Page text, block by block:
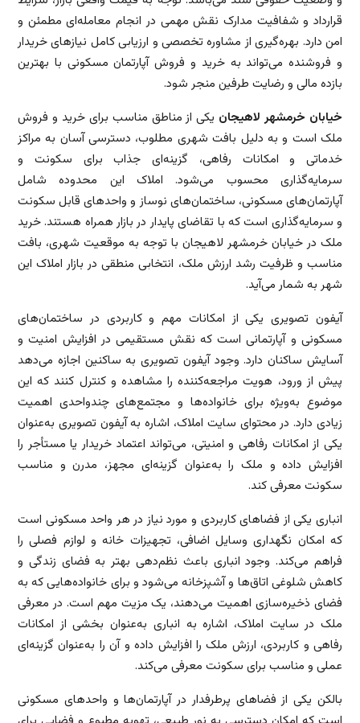
قرارداد و شفافیت مدارک نقش مهمی در انجام معامله‌ای مطمئن و
امن دارد. بهره‌گیری از مشاوره تخصصی و ارزیابی کامل نیازهای خریدار
و فروشنده می‌تواند به خرید و فروش آپارتمان مسکونی با بهترین
بازده مالی و رضایت طرفین منجر شود.
خیابان خرمشهر لاهیجان یکی از مناطق مناسب برای خرید و فروش
ملک است و به دلیل بافت شهری مطلوب، دسترسی آسان به مراکز
خدماتی و امکانات رفاهی، گزینه‌ای جذاب برای سکونت و
سرمایه‌گذاری محسوب می‌شود. املاک این محدوده شامل
آپارتمان‌های مسکونی، ساختمان‌های نوساز و واحدهای قابل سکونت
و سرمایه‌گذاری است که با تقاضای پایدار در بازار همراه هستند. خرید
ملک در خیابان خرمشهر لاهیجان با توجه به موقعیت شهری، بافت
مناسب و ظرفیت رشد ارزش ملک، انتخابی منطقی در بازار املاک این
شهر به شمار می‌آید.
آیفون تصویری یکی از امکانات مهم و کاربردی در ساختمان‌های
مسکونی و آپارتمانی است که نقش مستقیمی در افزایش امنیت و
آسایش ساکنان دارد. وجود آیفون تصویری به ساکنین اجازه می‌دهد
پیش از ورود، هویت مراجعه‌کننده را مشاهده و کنترل کنند که این
موضوع به‌ویژه برای خانواده‌ها و مجتمع‌های چندواحدی اهمیت
زیادی دارد. در محتوای سایت املاک، اشاره به آیفون تصویری به‌عنوان
یکی از امکانات رفاهی و امنیتی، می‌تواند اعتماد خریدار یا مستأجر را
افزایش داده و ملک را به‌عنوان گزینه‌ای مجهز، مدرن و مناسب
سکونت معرفی کند.
انباری یکی از فضاهای کاربردی و مورد نیاز در هر واحد مسکونی است
که امکان نگهداری وسایل اضافی، تجهیزات خانه و لوازم فصلی را
فراهم می‌کند. وجود انباری باعث نظم‌دهی بهتر به فضای زندگی و
کاهش شلوغی اتاق‌ها و آشپزخانه می‌شود و برای خانواده‌هایی که به
فضای ذخیره‌سازی اهمیت می‌دهند، یک مزیت مهم است. در معرفی
ملک در سایت املاک، اشاره به انباری به‌عنوان بخشی از امکانات
رفاهی و کاربردی، ارزش ملک را افزایش داده و آن را به‌عنوان گزینه‌ای
عملی و مناسب برای سکونت معرفی می‌کند.
بالکن یکی از فضاهای پرطرفدار در آپارتمان‌ها و واحدهای مسکونی